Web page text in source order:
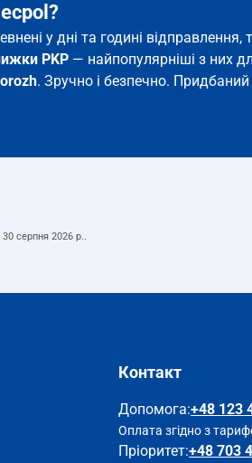
у дні та годині
PKP — найпопулярніші з них
. Зручно і безпечно.
30 серпня 2026 р..
Контакт
Допомога:+48 123
Оплата згідно з
Пріоритет:+48 703